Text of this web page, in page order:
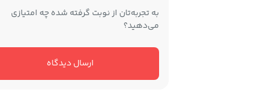
به تجربه‌تان از نوبت گرفته شده چه امتیازی
می‌دهید؟
ارسال دیدگاه